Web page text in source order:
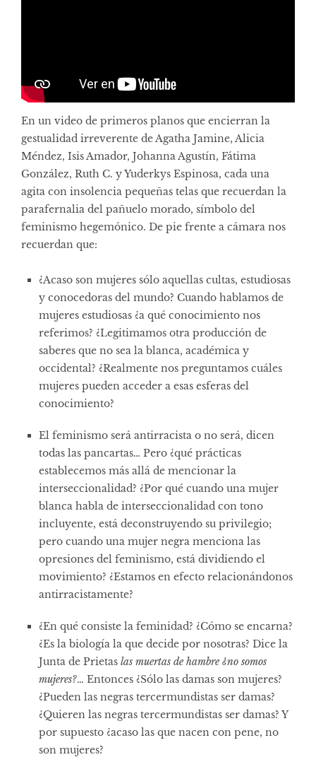
En un video de primeros planos que encierran la
gestualidad irreverente de Agatha Jamine, Alicia
Méndez, Isis Amador, Johanna Agustín, Fátima
González, Ruth C. y Yuderkys Espinosa, cada una
agita con insolencia pequeñas telas que recuerdan la
parafernalia del pañuelo morado, símbolo del
feminismo hegemónico. De pie frente a cámara nos
recuerdan que:
¿Acaso son mujeres sólo aquellas cultas, estudiosas
y conocedoras del mundo? Cuando hablamos de
mujeres estudiosas ¿a qué conocimiento nos
referimos? ¿Legitimamos otra producción de
saberes que no sea la blanca, académica y
occidental? ¿Realmente nos preguntamos cuáles
mujeres pueden acceder a esas esferas del
conocimiento?
El feminismo será antirracista o no será, dicen
todas las pancartas… Pero ¿qué prácticas
establecemos más allá de mencionar la
interseccionalidad? ¿Por qué cuando una mujer
blanca habla de interseccionalidad con tono
incluyente, está deconstruyendo su privilegio;
pero cuando una mujer negra menciona las
opresiones del feminismo, está dividiendo el
movimiento? ¿Estamos en efecto relacionándonos
antirracistamente?
¿En qué consiste la feminidad? ¿Cómo se encarna?
¿Es la biología la que decide por nosotras? Dice la
Junta de Prietas las muertas de hambre ¿no somos
mujeres?… Entonces ¿Sólo las damas son mujeres?
¿Pueden las negras tercermundistas ser damas?
¿Quieren las negras tercermundistas ser damas? Y
por supuesto ¿acaso las que nacen con pene, no
son mujeres?